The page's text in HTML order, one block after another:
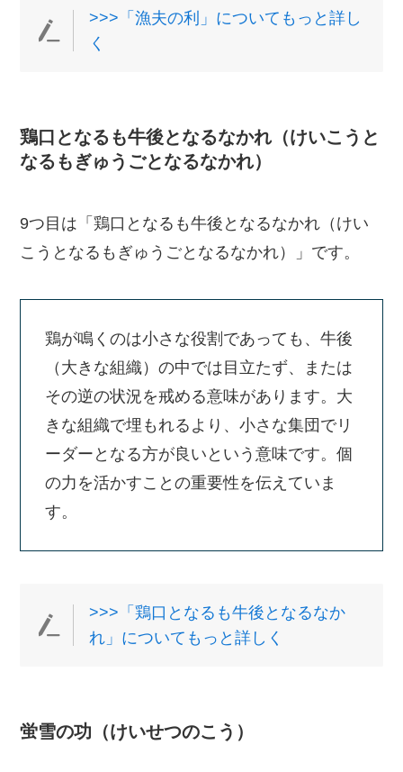
>>>「漁夫の利」についてもっと詳し
く
鶏口となるも牛後となるなかれ（けいこうと
なるもぎゅうごとなるなかれ）
9つ目は「鶏口となるも牛後となるなかれ（けい
こうとなるもぎゅうごとなるなかれ）」です。
鶏が鳴くのは小さな役割であっても、牛後
（大きな組織）の中では目立たず、または
その逆の状況を戒める意味があります。大
きな組織で埋もれるより、小さな集団でリ
ーダーとなる方が良いという意味です。個
の力を活かすことの重要性を伝えていま
す。
>>>「鶏口となるも牛後となるなか
れ」についてもっと詳しく
蛍雪の功（けいせつのこう）